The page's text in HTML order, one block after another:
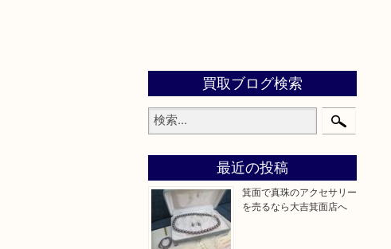
買取ブログ検索
最近の投稿
箕面で真珠のアクセサリー
を売るなら大吉箕面店へ